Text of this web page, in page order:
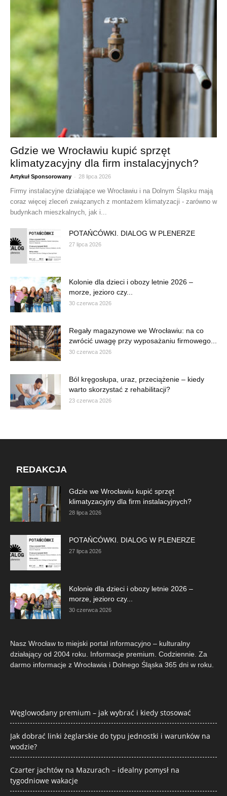
Gdzie we Wrocławiu kupić sprzęt
klimatyzacyjny dla firm instalacyjnych?
Artykuł Sponsorowany - 28 lipca 2026
Firmy instalacyjne działające we Wrocławiu i na Dolnym Śląsku mają
coraz więcej zleceń związanych z montażem klimatyzacji - zarówno w
budynkach mieszkalnych, jak i...
POTAŃCÓWKI. DIALOG W PLENERZE
27 lipca 2026
Kolonie dla dzieci i obozy letnie 2026 –
morze, jezioro czy...
30 czerwca 2026
Regały magazynowe we Wrocławiu: na co
zwrócić uwagę przy wyposażaniu firmowego...
30 czerwca 2026
Ból kręgosłupa, uraz, przeciążenie – kiedy
warto skorzystać z rehabilitacji?
23 czerwca 2026
REDAKCJA
Gdzie we Wrocławiu kupić sprzęt
klimatyzacyjny dla firm instalacyjnych?
28 lipca 2026
POTAŃCÓWKI. DIALOG W PLENERZE
27 lipca 2026
Kolonie dla dzieci i obozy letnie 2026 –
morze, jezioro czy...
30 czerwca 2026
Nasz Wrocław to miejski portal informacyjno – kulturalny
działający od 2004 roku. Informacje premium. Codziennie. Za
darmo informacje z Wrocławia i Dolnego Śląska 365 dni w roku.
Węglowodany premium – jak wybrać i kiedy stosować
Jak dobrać linki żeglarskie do typu jednostki i warunków na
wodzie?
Czarter jachtów na Mazurach – idealny pomysł na
tygodniowe wakacje